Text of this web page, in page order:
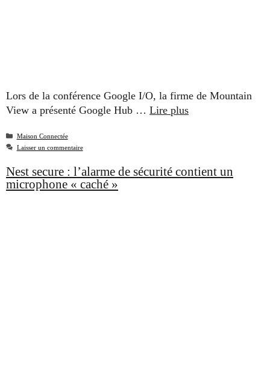
Lors de la conférence Google I/O, la firme de Mountain
View a présenté Google Hub … Lire plus
Catégories
Maison Connectée
Laisser un commentaire
Nest secure : l’alarme de sécurité contient un
microphone « caché »